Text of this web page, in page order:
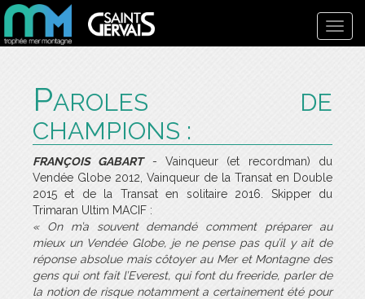
PAROLES DE
CHAMPIONS :
FRANÇOIS GABART- Vainqueur (et recordman) du
Vendée Globe 2012, Vainqueur de la Transat en Double
2015 et de la Transat en solitaire 2016. Skipper du
Trimaran Ultim MACIF :
« On m’a souvent demandé comment préparer au
mieux un Vendée Globe, je ne pense pas qu’il y ait de
réponse absolue mais côtoyer au Mer et Montagne des
gens qui ont fait l’Everest, qui font du freeride, parler de
la notion de risque notamment a certainement été pour